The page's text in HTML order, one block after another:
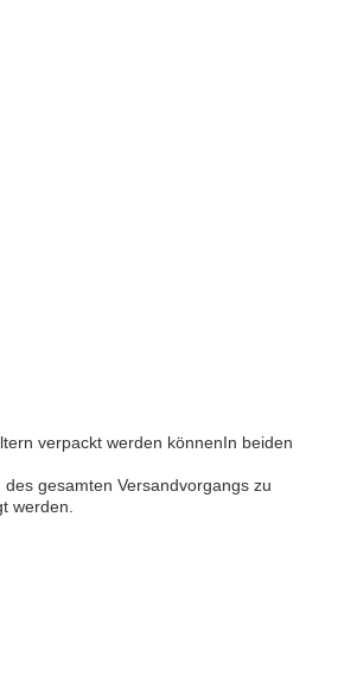
verpackt werden könnenIn beiden
gesamten Versandvorgangs zu
werden.